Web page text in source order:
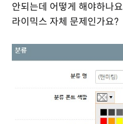
안되는데 어떻게 해야하나요
라이믹스 자체 문제인가요?